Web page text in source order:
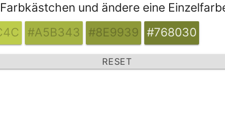
und ändere eine
#A5B343 #8E9939 #768030
RESET